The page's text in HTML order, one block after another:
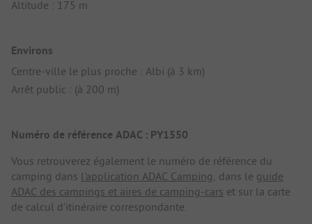
Altitude : 175 m
Environs
Centre-ville le plus proche : Albi (à 3 km)
Arrêt public : (à 200 m)
Numéro de référence ADAC : PY1550
Vous retrouverez également le numéro de référence du
camping dans l'application ADAC Camping, dans le guide
ADAC des campings et aires de camping-cars et sur la carte
de calcul d'itinéraire correspondante.